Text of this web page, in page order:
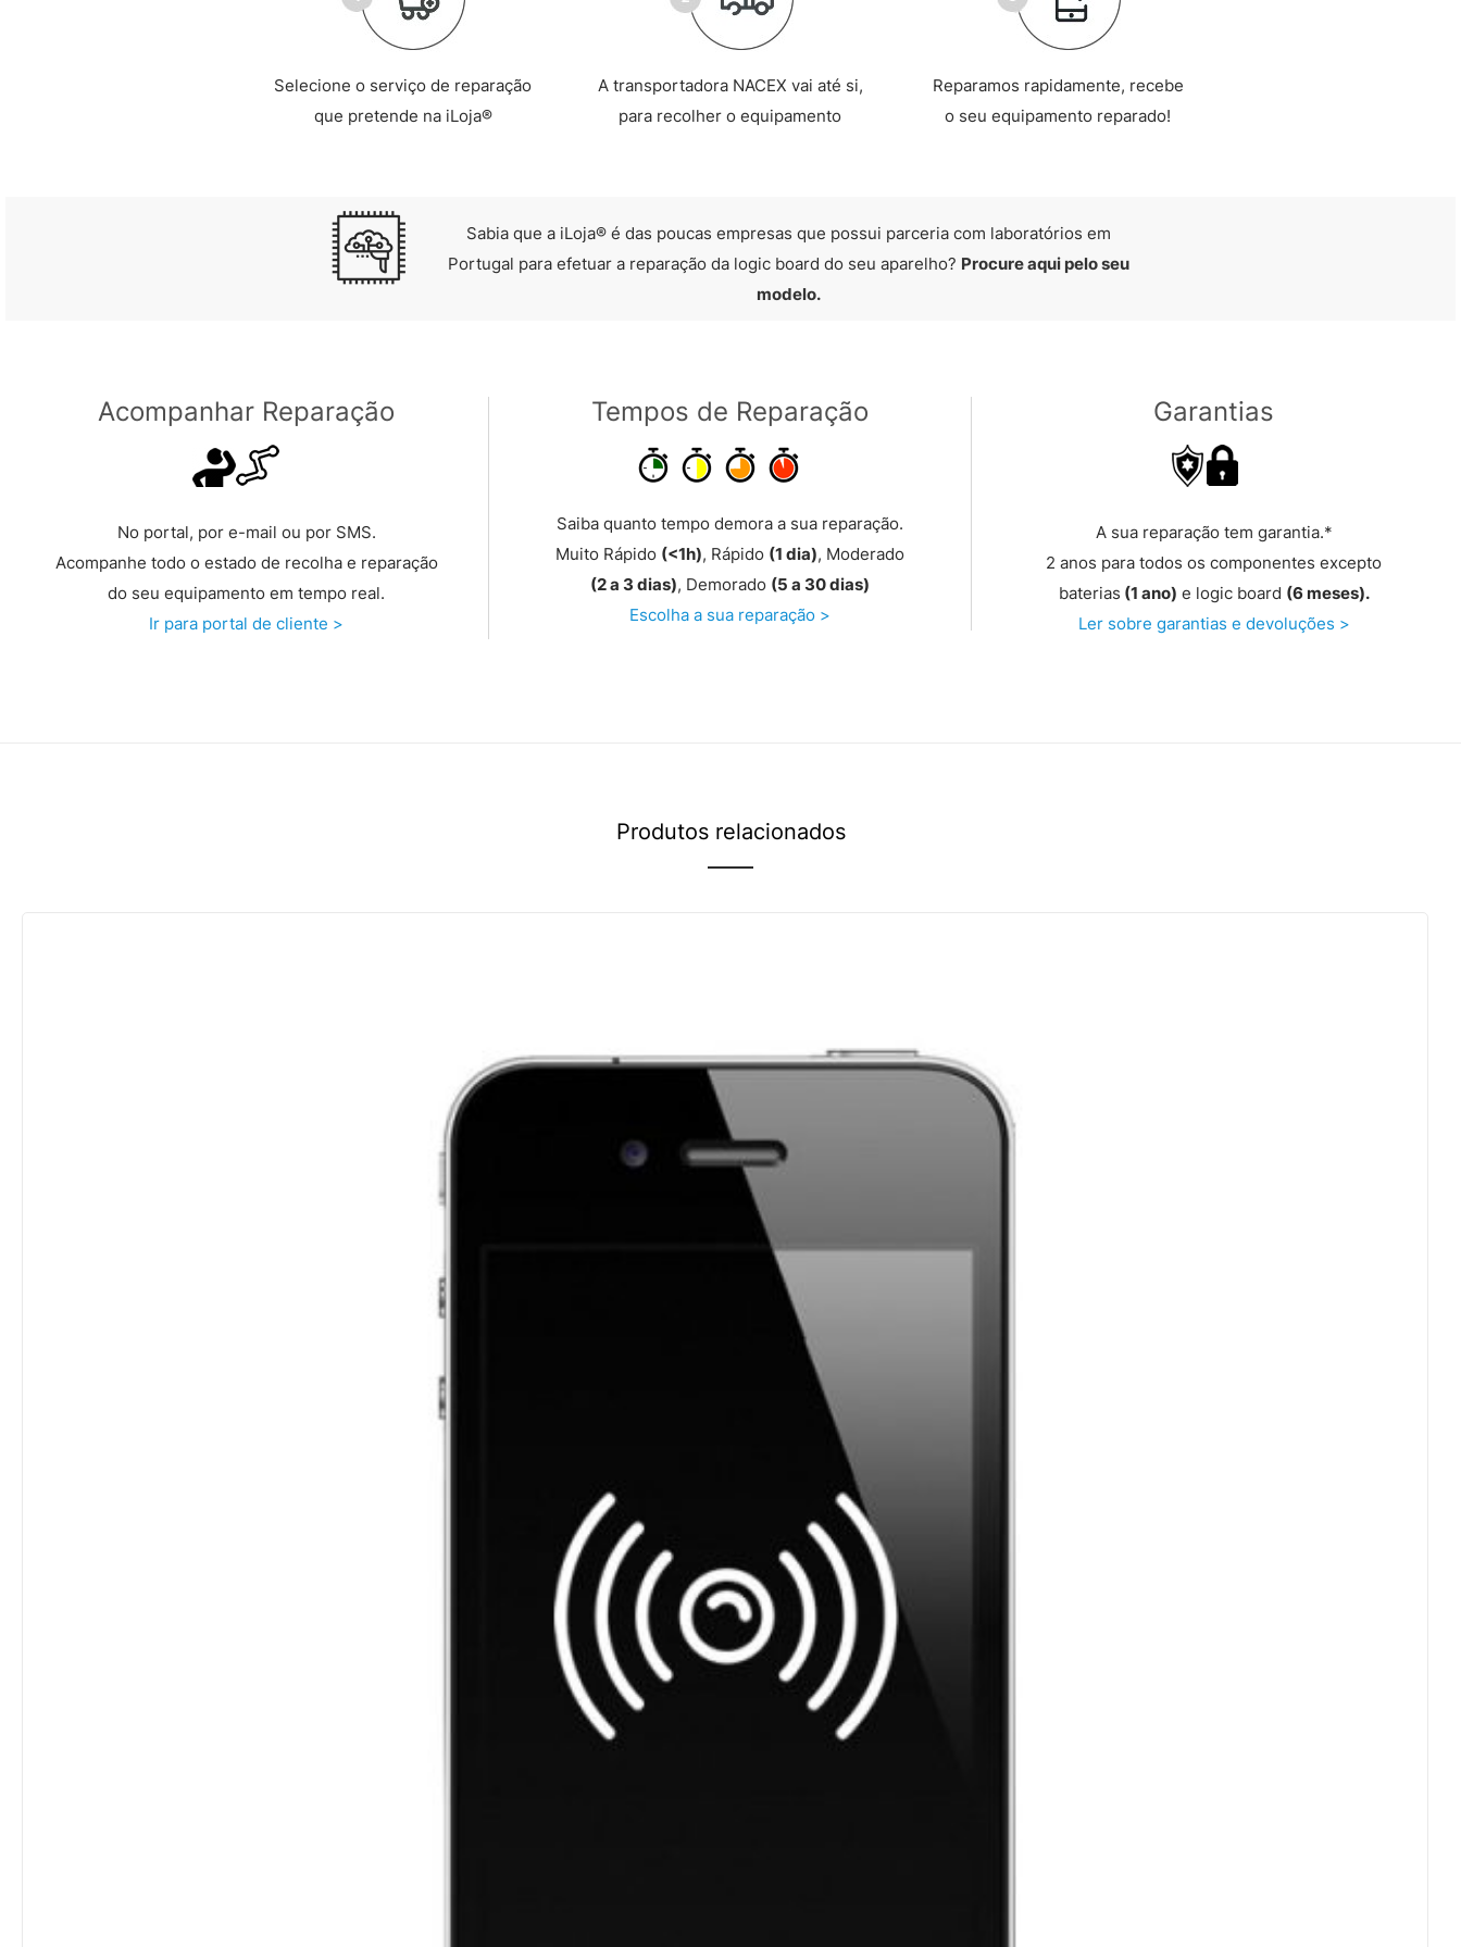
Selecione o serviço de reparação
que pretende na iLoja®
A transportadora NACEX vai até si,
para recolher o equipamento
Reparamos rapidamente, recebe
o seu equipamento reparado!
Sabia que a iLoja® é das poucas empresas que possui parceria com laboratórios em
Portugal para efetuar a reparação da logic board do seu aparelho? Procure aqui pelo seu
modelo.
Acompanhar Reparação
No portal, por e-mail ou por SMS.
Acompanhe todo o estado de recolha e reparação
do seu equipamento em tempo real.
Ir para portal de cliente >
Tempos de Reparação
Saiba quanto tempo demora a sua reparação.
Muito Rápido (<1h), Rápido (1 dia), Moderado
(2 a 3 dias), Demorado (5 a 30 dias)
Escolha a sua reparação >
Garantias
A sua reparação tem garantia.*
2 anos para todos os componentes excepto
baterias (1 ano) e logic board (6 meses).
Ler sobre garantias e devoluções >
Produtos relacionados